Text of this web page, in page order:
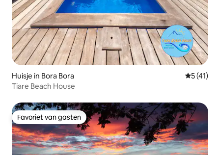
Huisje in Bora Bora
5 (41)
Tiare Beach House
Favoriet van gasten
Favoriet van gasten